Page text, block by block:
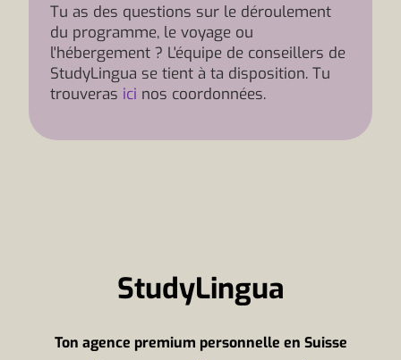
Tu as des questions sur le déroulement
du programme, le voyage ou
l'hébergement ? L'équipe de conseillers de
StudyLingua se tient à ta disposition. Tu
trouveras ici nos coordonnées.
StudyLingua
Ton agence premium personnelle en Suisse